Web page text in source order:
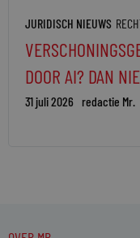
JURIDISCH NIEUWS
DOOR AI? DAN
31 juli 2026 redactie Mr.